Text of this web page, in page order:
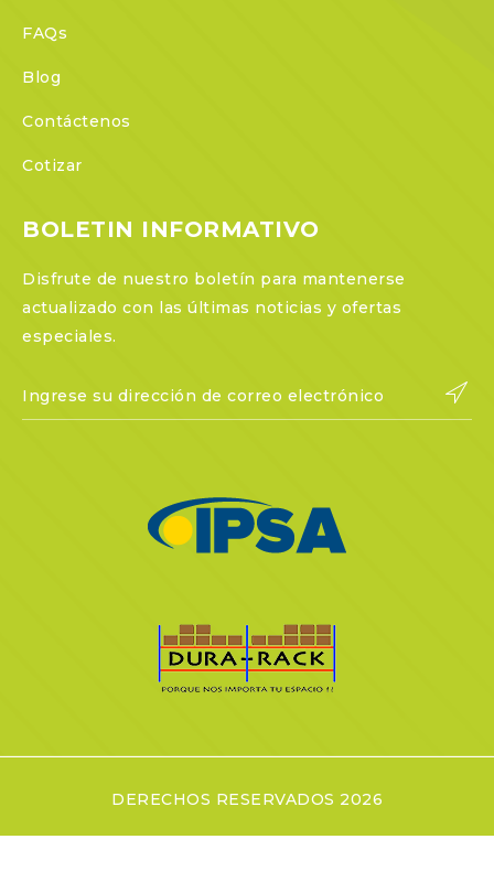
FAQs
Blog
Contáctenos
Cotizar
BOLETIN INFORMATIVO
Disfrute de nuestro boletín para mantenerse
actualizado con las últimas noticias y ofertas
especiales.
DERECHOS RESERVADOS 2026